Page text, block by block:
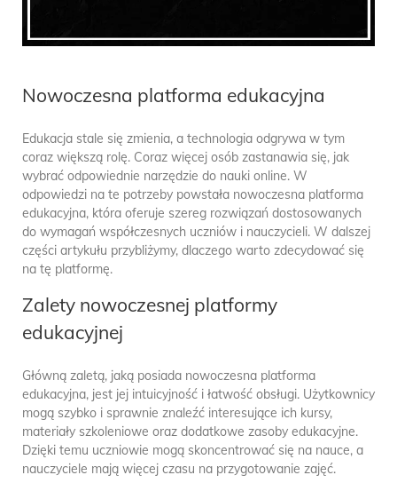
Nowoczesna platforma edukacyjna
Edukacja stale się zmienia, a technologia odgrywa w tym
coraz większą rolę. Coraz więcej osób zastanawia się, jak
wybrać odpowiednie narzędzie do nauki online. W
odpowiedzi na te potrzeby powstała nowoczesna platforma
edukacyjna, która oferuje szereg rozwiązań dostosowanych
do wymagań współczesnych uczniów i nauczycieli. W dalszej
części artykułu przybliżymy, dlaczego warto zdecydować się
na tę platformę.
Zalety nowoczesnej platformy
edukacyjnej
Główną zaletą, jaką posiada nowoczesna platforma
edukacyjna, jest jej intuicyjność i łatwość obsługi. Użytkownicy
mogą szybko i sprawnie znaleźć interesujące ich kursy,
materiały szkoleniowe oraz dodatkowe zasoby edukacyjne.
Dzięki temu uczniowie mogą skoncentrować się na nauce, a
nauczyciele mają więcej czasu na przygotowanie zajęć.